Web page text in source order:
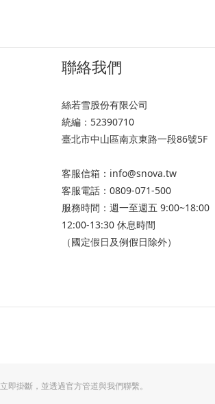
聯絡我們
絲若雪股份有限公司
統編：52390710
臺北市中山區南京東路一段86號5F
客服信箱：info@snova.tw
客服電話：0809-071-500
服務時間：週一至週五 9:00~18:00
12:00-13:30 休息時間
（國定假日及例假日除外）
掛斷，並透過官方管道與我們聯繫。